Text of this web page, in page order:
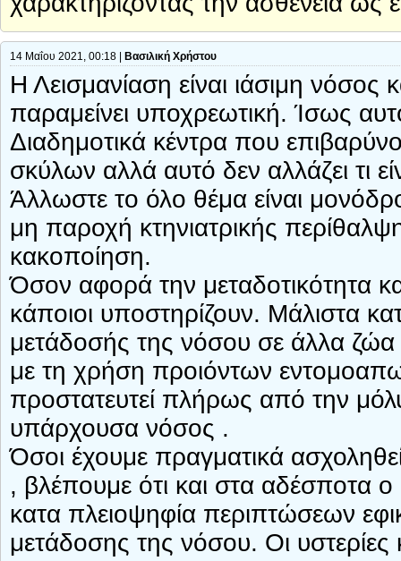
14 Μαΐου 2021, 00:18 | Βασιλική Χρήστου
Η Λεισμανίαση είναι ιάσιμη νόσος
παραμείνει υποχρεωτική. Ίσως
Διαδημοτικά κέντρα που
σκύλων αλλά αυτό δεν αλλάζει τι
Άλλωστε το όλο θέμα είναι
μη παροχή κτηνιατρικής
κακοποίηση.
Όσον αφορά την μεταδοτικότητα
κάποιοι υποστηρίζουν. Μάλιστα
μετάδοσής της νόσου σε άλλα ζώα
με τη χρήση προιόντων
προστατευτεί πλήρως από την
υπάρχουσα νόσος .
Όσοι έχουμε πραγματικά
, βλέπουμε ότι και στα αδέσποτα ο
κατα πλειοψηφία περιπτώσεων
μετάδοσης της νόσου. Οι υστερίες